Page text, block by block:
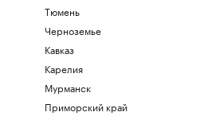
Тюмень
Черноземье
Кавказ
Карелия
Мурманск
Приморский край